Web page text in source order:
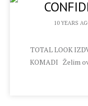
10 YEARS
TOTAL LOOK
KOMADI Želim